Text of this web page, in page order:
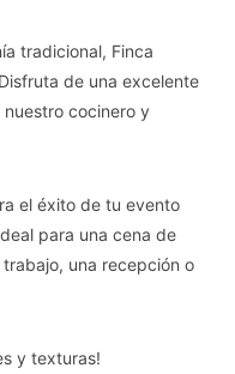
tradicional, Finca
de una excelente
cocinero y
el éxito de tu evento
para una cena de
una recepción o
y texturas!